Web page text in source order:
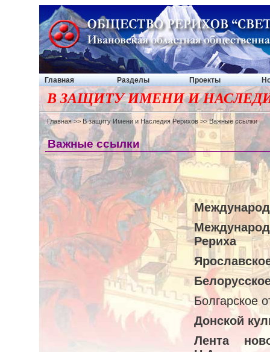
Главная Разделы Проекты
В ЗАЩИТУ ИМЕНИ И
Главная>>В защиту Имени и Наследия Рерихов >> Важные ссылки
Важные ссылки
Рериха
Болгарское
Донской
Лента